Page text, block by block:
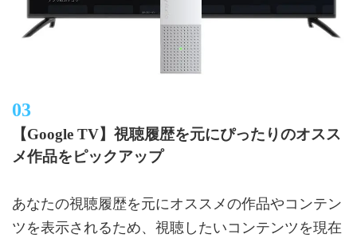
【Google TV】視聴履歴を元にぴったりのオスス
メ作品をピックアップ
あなたの視聴履歴を元にオススメの作品やコンテン
ツを表示されるため、視聴したいコンテンツを現在